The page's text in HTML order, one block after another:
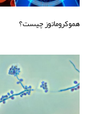
هموکروماتوز چیست؟